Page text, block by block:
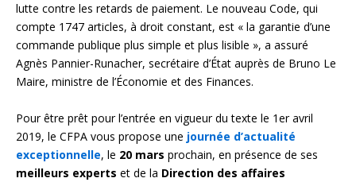
lutte contre les retards de paiement. Le nouveau Code, qui
compte 1747 articles, à droit constant, est « la garantie d’une
commande publique plus simple et plus lisible », a assuré
Agnès Pannier-Runacher, secrétaire d’État auprès de Bruno Le
Maire, ministre de l’Économie et des Finances.
Pour être prêt pour l’entrée en vigueur du texte le 1er avril
2019, le CFPA vous propose une journée d’actualité
exceptionnelle, le 20 mars prochain, en présence de ses
meilleurs experts et de la Direction des affaires